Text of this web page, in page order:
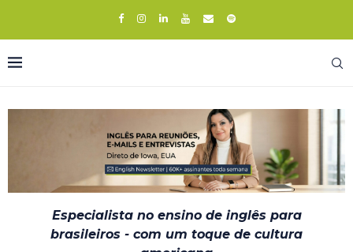
Especialista no ensino de inglês para
brasileiros - com um toque de cultura